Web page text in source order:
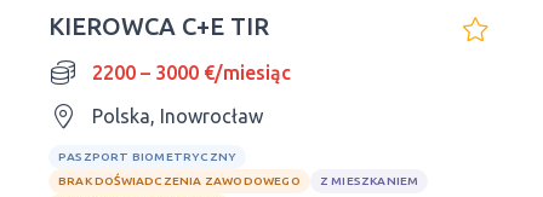
KIEROWCA C+E TIR
2200 – 3000 €/miesiąc
Polska, Inowrocław
PASZPORT BIOMETRYCZNY
BRAK DOŚWIADCZENIA ZAWODOWEGO
Z MIESZKANIEM